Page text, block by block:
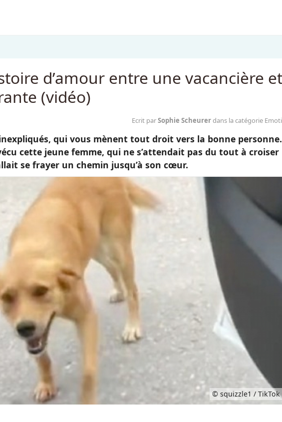
d’amour entre une vacancière et
(vidéo)
Ecrit parSophie Scheurerdans la catégorie
qui vous mènent tout droit vers la bonne personne.
cette jeune femme, qui ne s’attendait pas du tout à croiser
se frayer un chemin jusqu’à son cœur.
© squizzle1 / TikTok